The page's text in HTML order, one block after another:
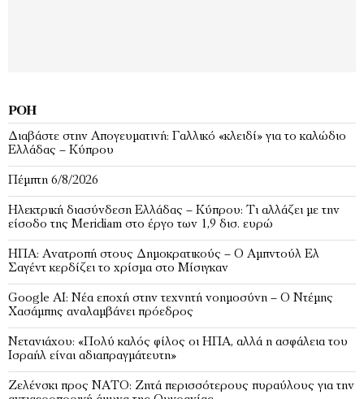
ΡΟΉ
Διαβάστε στην Απογευματινή: Γαλλικό «κλειδί» για το καλώδιο
Ελλάδας – Κύπρου
Πέμπτη 6/8/2026
Ηλεκτρική διασύνδεση Ελλάδας – Κύπρου: Τι αλλάζει με την
είσοδο της Meridiam στο έργο των 1,9 δισ. ευρώ
ΗΠΑ: Ανατροπή στους Δημοκρατικούς – Ο Αμπντούλ Ελ
Σαγέντ κερδίζει το χρίσμα στο Μίσιγκαν
Google AI: Νέα εποχή στην τεχνητή νοημοσύνη – Ο Ντέμης
Χασάμπης αναλαμβάνει πρόεδρος
Νετανιάχου: «Πολύ καλός φίλος οι ΗΠΑ, αλλά η ασφάλεια του
Ισραήλ είναι αδιαπραγμάτευτη»
Ζελένσκι προς ΝΑΤΟ: Ζητά περισσότερους πυραύλους για την